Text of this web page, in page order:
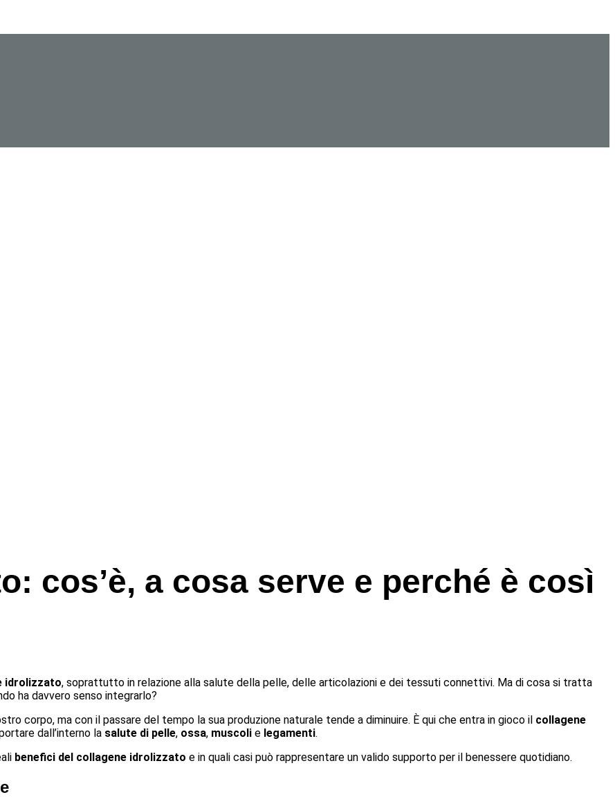
cos’è, a cosa serve e perché è così
idrolizzato, soprattutto in relazione alla salute della pelle, delle articolazioni e dei tessuti connettivi. Ma di cosa si tratta
ha davvero senso integrarlo?
corpo, ma con il passare del tempo la sua produzione naturale tende a diminuire. È qui che entra in gioco il collagene
dall’interno la salute di pelle, ossa, muscoli e legamenti.
benefici del collagene idrolizzato e in quali casi può rappresentare un valido supporto per il benessere quotidiano.